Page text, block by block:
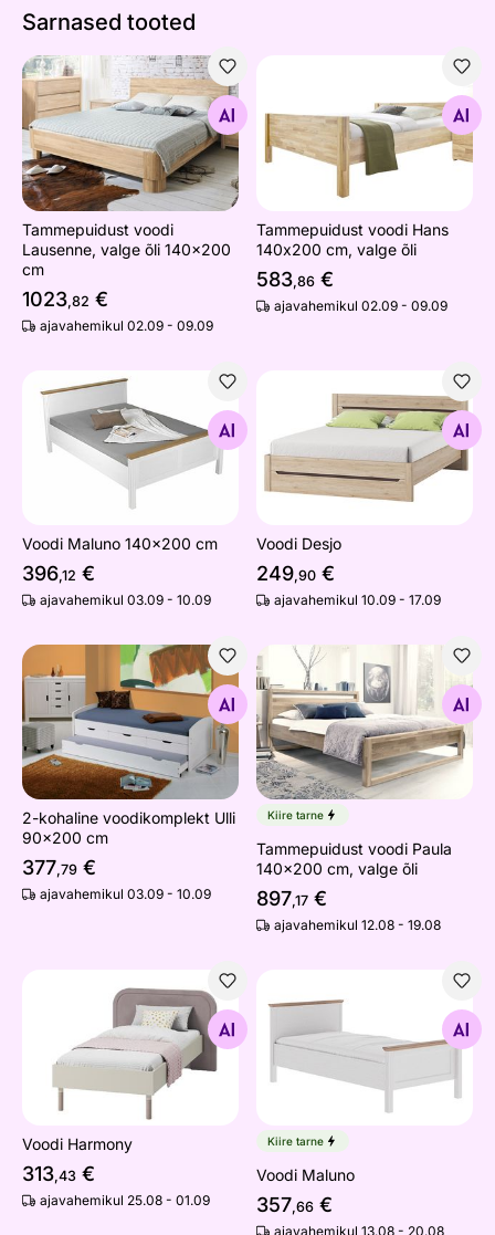
Sarnased tooted
Tammepuidust voodi Lausenne, valge õli 140x200 cm
Otsi sarnaseid
Tammepuidust voodi
Lausenne, valge õli 140x200
cm
1023,82 €
ajavahemikul 02.09 - 09.09
Tammepuidust voodi Hans
Otsi sarnaseid
Tammepuidust voodi Hans
140х200 cm, valge õli
583,86 €
ajavahemikul 02.09 - 09.09
Voodi Maluno 140x200 cm
Otsi sarnaseid
Voodi Maluno 140x200 cm
396,12 €
ajavahemikul 03.09 - 10.09
Voodi Desjo
Otsi sarnaseid
Voodi Desjo
249,90 €
ajavahemikul 10.09 - 17.09
2-kohaline voodikomplekt Ulli 90x200 cm
Otsi sarnaseid
2-kohaline voodikomplekt Ulli
90x200 cm
377,79 €
ajavahemikul 03.09 - 10.09
Tammepuidust voodi Paula
Otsi sarnaseid
Kiire tarne
Tammepuidust voodi Paula
140x200 cm, valge õli
897,17 €
ajavahemikul 12.08 - 19.08
Voodi Harmony
Otsi sarnaseid
Voodi Harmony
313,43 €
ajavahemikul 25.08 - 01.09
Voodi Maluno
Otsi sarnaseid
Kiire tarne
Voodi Maluno
357,66 €
ajavahemikul 13.08 - 20.08